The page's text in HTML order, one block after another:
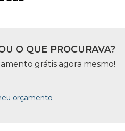
O QUE PROCURAVA?
grátis agora mesmo!
orçamento